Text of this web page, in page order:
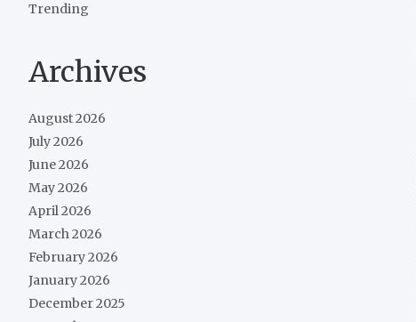
Trending
Archives
August 2026
July 2026
June 2026
May 2026
April 2026
March 2026
February 2026
January 2026
December 2025